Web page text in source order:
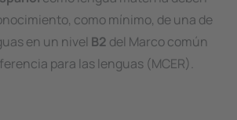
como mínimo, de una de
en un nivel B2 del Marco común
para las lenguas (MCER).